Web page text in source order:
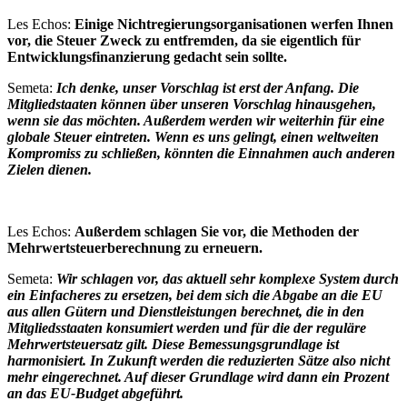
Les Echos: Einige Nichtregierungsorganisationen werfen Ihnen
vor, die Steuer Zweck zu entfremden, da sie eigentlich für
Entwicklungsfinanzierung gedacht sein sollte.
Semeta: Ich denke, unser Vorschlag ist erst der Anfang. Die
Mitgliedstaaten können über unseren Vorschlag hinausgehen,
wenn sie das möchten. Außerdem werden wir weiterhin für eine
globale Steuer eintreten. Wenn es uns gelingt, einen weltweiten
Kompromiss zu schließen, könnten die Einnahmen auch anderen
Zielen dienen.
Les Echos: Außerdem schlagen Sie vor, die Methoden der
Mehrwertsteuerberechnung zu erneuern.
Semeta: Wir schlagen vor, das aktuell sehr komplexe System durch
ein Einfacheres zu ersetzen, bei dem sich die Abgabe an die EU
aus allen Gütern und Dienstleistungen berechnet, die in den
Mitgliedsstaaten konsumiert werden und für die der reguläre
Mehrwertsteuersatz gilt. Diese Bemessungsgrundlage ist
harmonisiert. In Zukunft werden die reduzierten Sätze also nicht
mehr eingerechnet. Auf dieser Grundlage wird dann ein Prozent
an das EU-Budget abgeführt.